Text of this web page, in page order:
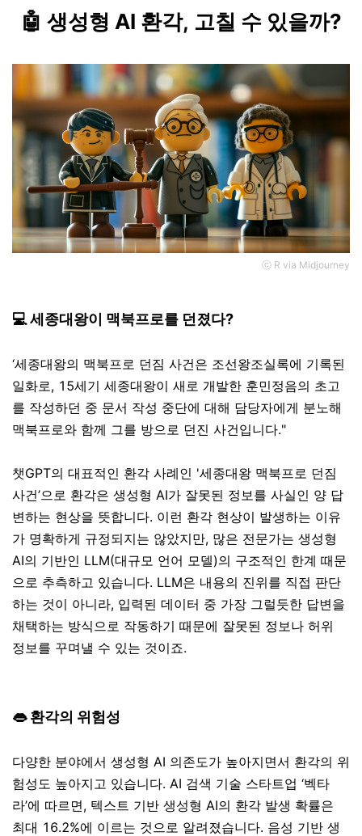
🤖 생성형 AI 환각, 고칠 수 있을까?
ⓒ R via Midjourney
💻 세종대왕이 맥북프로를 던졌다?
‘세종대왕의 맥북프로 던짐 사건은 조선왕조실록에 기록된
일화로, 15세기 세종대왕이 새로 개발한 훈민정음의 초고
를 작성하던 중 문서 작성 중단에 대해 담당자에게 분노해
맥북프로와 함께 그를 방으로 던진 사건입니다."
챗GPT의 대표적인 환각 사례인 '세종대왕 맥북프로 던짐
사건’으로 환각은 생성형 AI가 잘못된 정보를 사실인 양 답
변하는 현상을 뜻합니다. 이런 환각 현상이 발생하는 이유
가 명확하게 규정되지는 않았지만, 많은 전문가는 생성형
AI의 기반인 LLM(대규모 언어 모델)의 구조적인 한계 때문
으로 추측하고 있습니다. LLM은 내용의 진위를 직접 판단
하는 것이 아니라, 입력된 데이터 중 가장 그럴듯한 답변을
채택하는 방식으로 작동하기 때문에 잘못된 정보나 허위
정보를 꾸며낼 수 있는 것이죠.
👄 환각의 위험성
다양한 분야에서 생성형 AI 의존도가 높아지면서 환각의 위
험성도 높아지고 있습니다. AI 검색 기술 스타트업 ‘벡타
라’에 따르면, 텍스트 기반 생성형 AI의 환각 발생 확률은
최대 16.2%에 이르는 것으로 알려졌습니다. 음성 기반 생